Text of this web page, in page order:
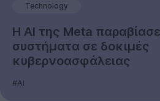
Technology
Η AI της Meta
συστήματα σε δοκιμές
κυβερνοασφάλειας
#AI